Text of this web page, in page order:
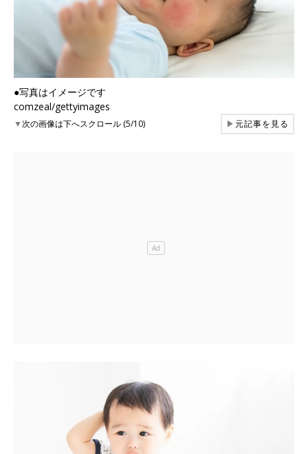
●写真はイメージです
comzeal/gettyimages
▼次の画像は下へスクロール (5/10) ▶元記事を見る